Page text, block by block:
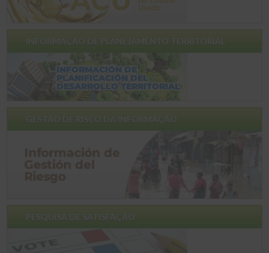
INFORMAÇÃO DE PLANEJAMENTO TERRITORIAL
GESTÃO DE RISCO DA INFORMAÇÃO
PESQUISA DE SATISFAÇÃO